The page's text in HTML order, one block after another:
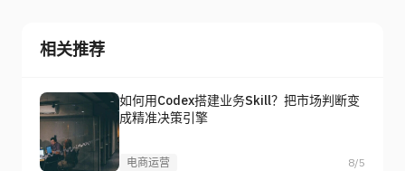
相关推荐
如何用Codex搭建业务Skill？把市场判断变
成精准决策引擎
电商运营 8/5